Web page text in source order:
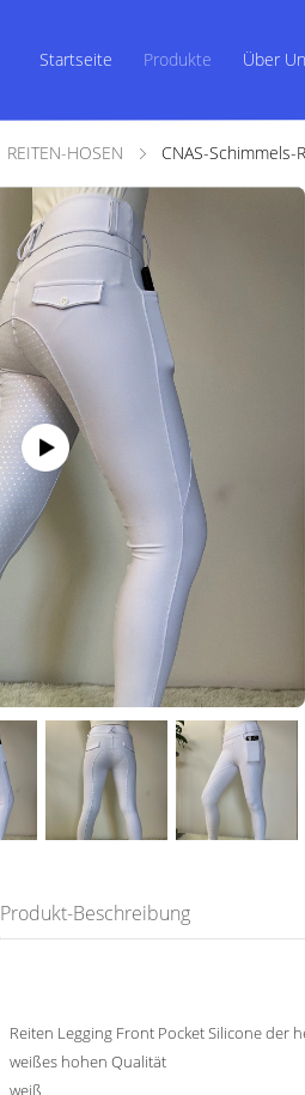
Startseite Produkte Über
REITEN-HOSEN CNAS-
Produkt-Beschreibung
Reiten Legging Front Pocket Silicone der
weißes hohen Qualität
weiß